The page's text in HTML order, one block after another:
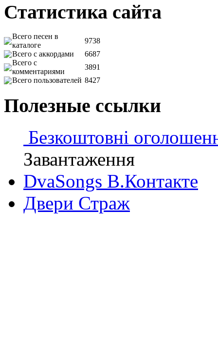
Статистика сайта
Всего песен в
каталоге
9738
Всего с аккордами
6687
Всего с
комментариями
3891
Всего пользователей 8427
Полезные ссылки
Безкоштовні
Завантаження
DvaSongs В.Контакте
Двери Страж